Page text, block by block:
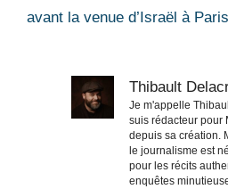
avant la venue d’Israël à Paris
Thibault
Je m'appelle
suis rédacteur pour
depuis sa création.
le journalisme est
pour les récits
enquêtes